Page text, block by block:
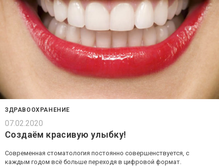
ЗДРАВООХРАНЕНИЕ
07.02.2020
Создаём красивую улыбку!
Современная стоматология постоянно совершенствуется, с
каждым годом всё больше переходя в цифровой формат.